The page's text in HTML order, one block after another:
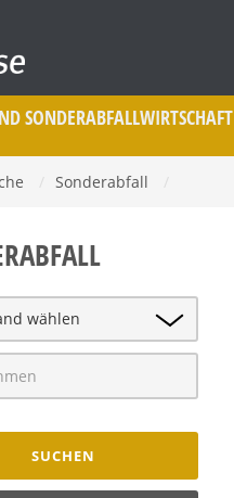
SONDERABFALL­WIRTSCHAFT
Sonderabfall
SUCHEN